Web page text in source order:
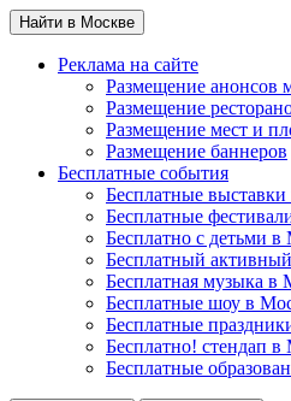
Найти в Москве
Реклама на сайте
Размещение анонсов
Размещение
Размещение мест и
Размещение баннеров
Бесплатные события
Бесплатные
Бесплатные
Бесплатно с детьми в
Бесплатный
Бесплатная музыка в
Бесплатные шоу в
Бесплатные
Бесплатно! стендап в
Бесплатные